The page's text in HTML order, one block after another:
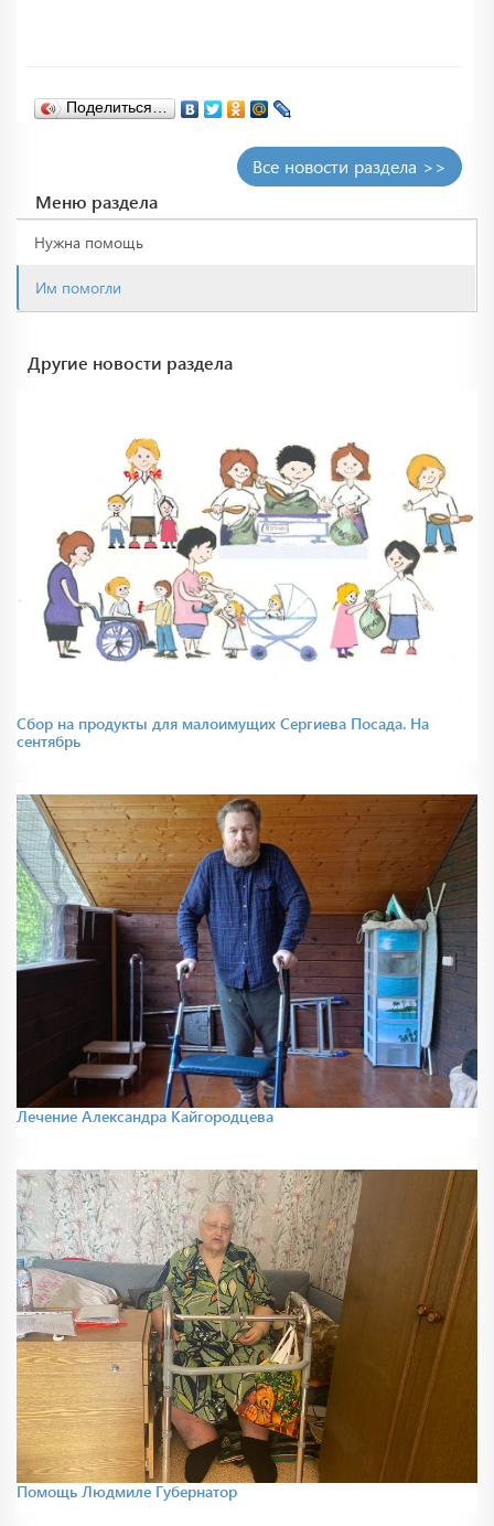
Поделиться…
Все новости раздела >>
Меню раздела
Нужна помощь
Им помогли
Другие новости раздела
Сбор на продукты для малоимущих Сергиева Посада. На
сентябрь
Лечение Александра Кайгородцева
Помощь Людмиле Губернатор